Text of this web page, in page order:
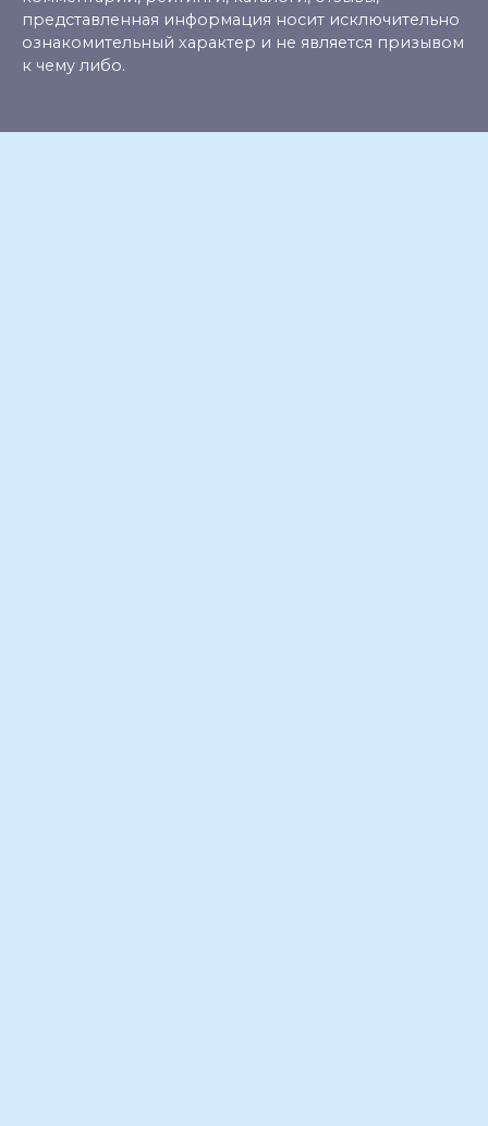
представленная информация носит исключительно
ознакомительный характер и не является призывом
к чему либо.